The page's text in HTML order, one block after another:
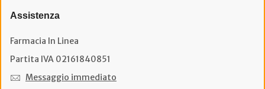
Assistenza
Farmacia In Linea
Partita IVA 02161840851
Messaggio immediato